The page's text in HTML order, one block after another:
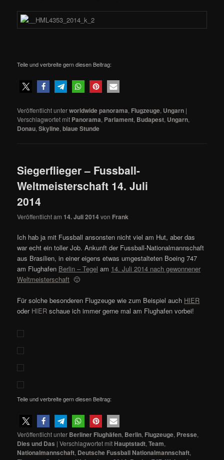
Teile und verbreite gern diesen Beitrag:
Veröffentlicht unterworldwide panorama, Flugzeuge, Ungarn |
Verschlagwortet mit Panorama, Parlament, Budapest, Ungarn,
Donau,Skyline,blaue Stunde
Siegerflieger – Fussball-
Weltmeisterschaft 14. Juli
2014
Veröffentlicht am 14. Juli 2014von Frank
Ich hab ja mit Fussball ansonsten nicht viel am Hut, aber das
war echt ein toller Job. Ankunft der Fussball-Nationalmannschaft
aus Brasilien, in einer eigens etwas umgestalteten Boeing 747
am Flughafen Berlin – Tegel am 14. Juli 2014 nach gewonnener
Weltmeisterschaft 🙂
Für solche besonderen Flugzeuge wie zum Beispiel auch HIER
oder HIER schaue ich immer gerne mal am Flughafen vorbei!
Teile und verbreite gern diesen Beitrag:
Veröffentlicht unter Berliner Flughäfen, Berlin, Flugzeuge, Presse,
Dies und Das |Verschlagwortet mit Hauptstadt,Team,
Nationalmannschaft, Deutsche Fussball Nationalmannschaft,